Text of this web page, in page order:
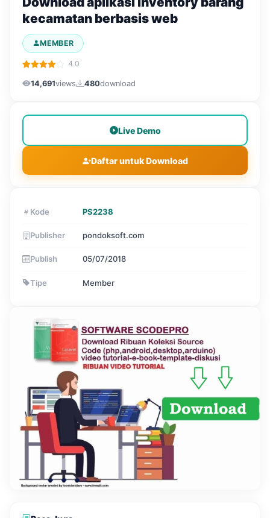
kecamatan berbasis web
MEMBER
4.0
14,691views 480download
Live Demo
Daftar untuk Download
Kode PS2238
Publisher pondoksoft.com
Publish 05/07/2018
Tipe Member